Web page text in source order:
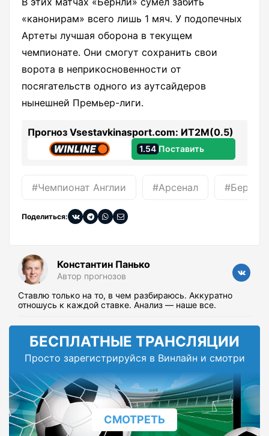
«канонирам» всего лишь 1 мяч. У подопечных
Артеты лучшая оборона в текущем
чемпионате. Они смогут сохранить свои
ворота в неприкосновенности от
посягательств одного из аутсайдеров
нынешней Премьер-лиги.
Прогноз Vsestavkinasport.com: ИТ2М(0.5)
1.54 Поставить
#Чемпионат Англии #Арсенал #Бернли
Поделиться:
Константин Панько
Автор прогнозов
Ставлю только на то, в чем разбираюсь. Аккуратно
отношусь к каждой ставке. Анализ — наше все.
БЕСПЛАТНЫЕ ТРАНСЛЯЦИИ
Просто зарегистрируйся в Винлайн и смотри
СМОТРЕТЬ